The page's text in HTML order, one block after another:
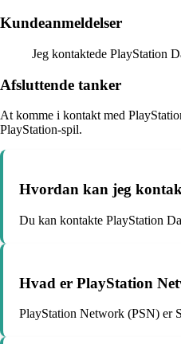
Kundeanmeldelser
Jeg kontaktede PlayStation
Afsluttende tanker
At komme i kontakt med
PlayStation-spil.
Hvordan kan jeg
Du kan kontakte PlayStation
Hvad er PlayStation
PlayStation Network (PSN) er